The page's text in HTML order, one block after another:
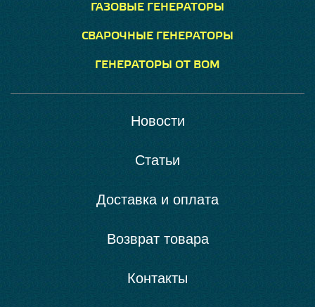
ГАЗОВЫЕ ГЕНЕРАТОРЫ
СВАРОЧНЫЕ ГЕНЕРАТОРЫ
ГЕНЕРАТОРЫ ОТ ВОМ
Новости
Статьи
Доставка и оплата
Возврат товара
Контакты